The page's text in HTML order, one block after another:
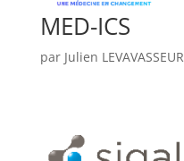
MED-ICS
par Julien LEVAVASSEUR